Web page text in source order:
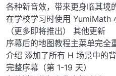
各种新音效，带来更身临其境
在学校学习时使用 YumiMath
（更多即将推出） 其他更新
序幕后的地图教程主菜单完全
介绍 添加了所有 H 场景中的
完整序幕（第 1-19 天）